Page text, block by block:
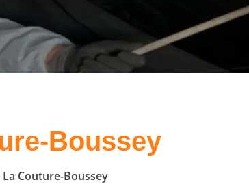
Boussey
Couture-Boussey